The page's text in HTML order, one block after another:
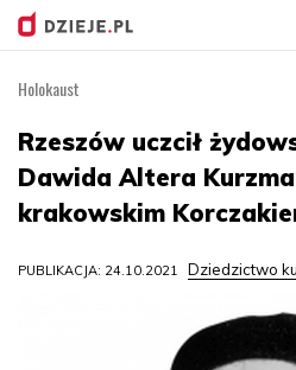
Holokaust
Rzeszów uczcił
Dawida Altera
krakowskim
PUBLIKACJA: 24.10.2021 Dziedzictwo